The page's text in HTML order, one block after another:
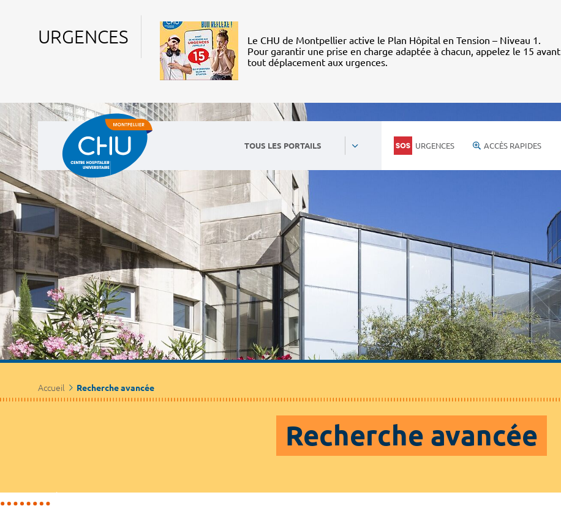
URGENCES
Le CHU de Montpellier active le Plan Hôpital en Tension – Niveau 1.
Pour garantir une prise en charge adaptée à chacun, appelez le 15 avant
tout déplacement aux urgences.
TOUS LES PORTAILS URGENCES ACCÈS RAPIDES
Accueil Recherche avancée
Recherche avancée